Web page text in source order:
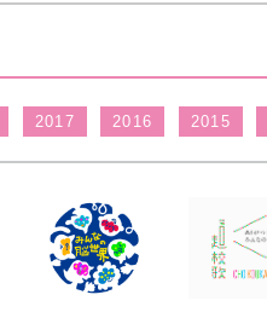
2017 2016 2015